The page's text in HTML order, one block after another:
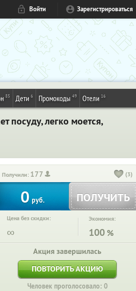
Войти Зарегистрироваться
85 Дети 6 Промокоды 49 Отели 16
посуду, легко моется,
Получили: 177 (3)
0 руб. ПОЛУЧИТЬ
Цена без скидки:
∞
Экономия:
100 %
Акция завершилась
ПОВТОРИТЬ АКЦИЮ
Человек проголосовало: 0